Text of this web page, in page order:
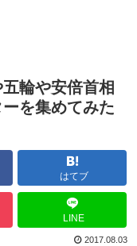
輪や安倍首相
を集めてみた
はてブ
LINE
2017.08.03